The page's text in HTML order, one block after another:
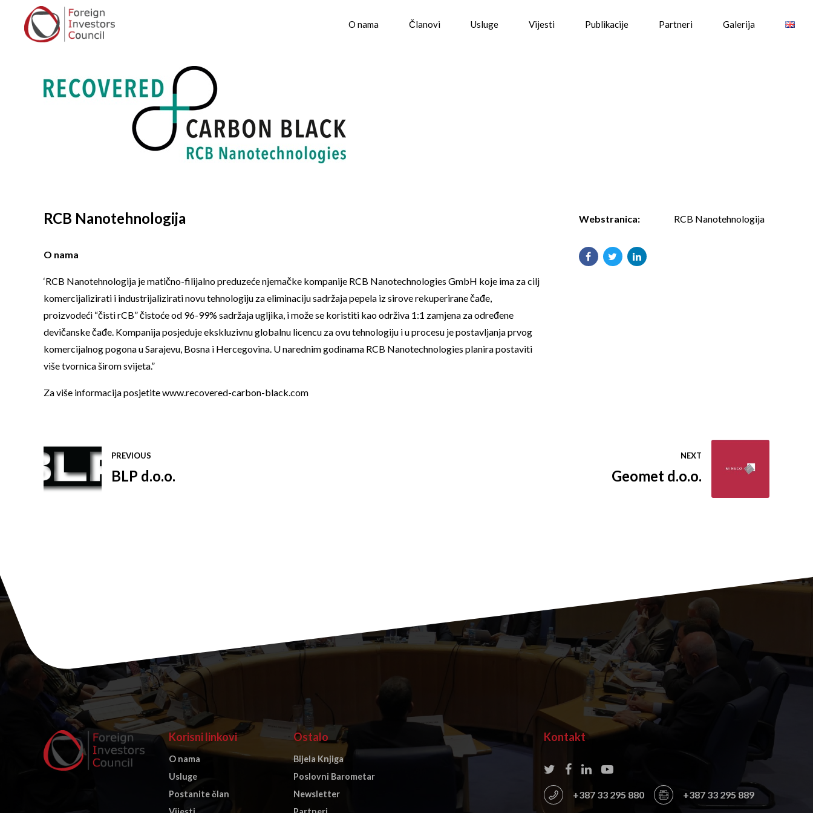
O nama Članovi Usluge Vijesti Publikacije Partneri Galerija
RCB Nanotehnologija
O nama
‘RCB Nanotehnologija je matično-filijalno preduzeće njemačke kompanije RCB Nanotechnologies GmbH koje ima za cilj
komercijalizirati i industrijalizirati novu tehnologiju za eliminaciju sadržaja pepela iz sirove rekuperirane čađe,
proizvodeći “čisti rCB” čistoće od 96-99% sadržaja ugljika, i može se koristiti kao održiva 1:1 zamjena za određene
devičanske čađe. Kompanija posjeduje ekskluzivnu globalnu licencu za ovu tehnologiju i u procesu je postavljanja prvog
komercijalnog pogona u Sarajevu, Bosna i Hercegovina. U narednim godinama RCB Nanotechnologies planira postaviti
više tvornica širom svijeta.”
Za više informacija posjetitewww.recovered-carbon-black.com
Webstranica: RCB Nanotehnologija
PREVIOUS
BLP d.o.o.
NEXT
Geomet d.o.o.
Korisni linkovi
O nama
Usluge
Postanite član
Ostalo
Bijela Knjiga
Poslovni Barometar
Newsletter
Kontakt
+387 33 295 880 +387 33 295 889